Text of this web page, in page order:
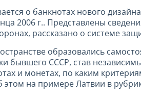
о банкнотах нового
2006 г.. Представлены
рассказано о системе
образовались
СССР, став
и монетах, по каким
на примере Латвии в